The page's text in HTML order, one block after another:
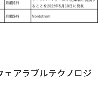
アラブルテクノロジ